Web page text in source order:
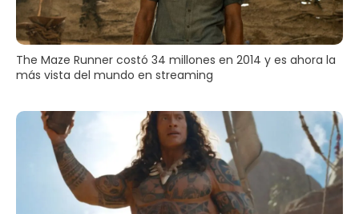
The Maze Runner costó 34 millones en 2014 y es ahora la
más vista del mundo en streaming